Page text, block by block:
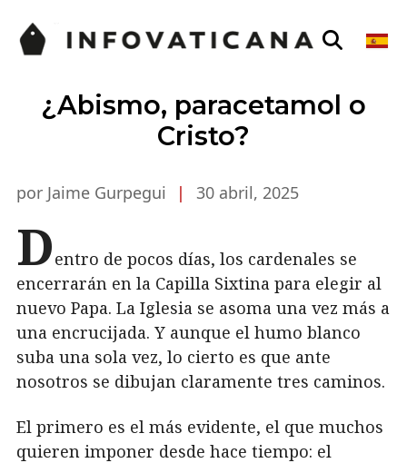
¿Abismo, paracetamol o
Cristo?
por Jaime Gurpegui | 30 abril, 2025
Dentro de pocos días, los cardenales se
encerrarán en la Capilla Sixtina para elegir al
nuevo Papa. La Iglesia se asoma una vez más a
una encrucijada. Y aunque el humo blanco
suba una sola vez, lo cierto es que ante
nosotros se dibujan claramente tres caminos.
El primero es el más evidente, el que muchos
quieren imponer desde hace tiempo: el